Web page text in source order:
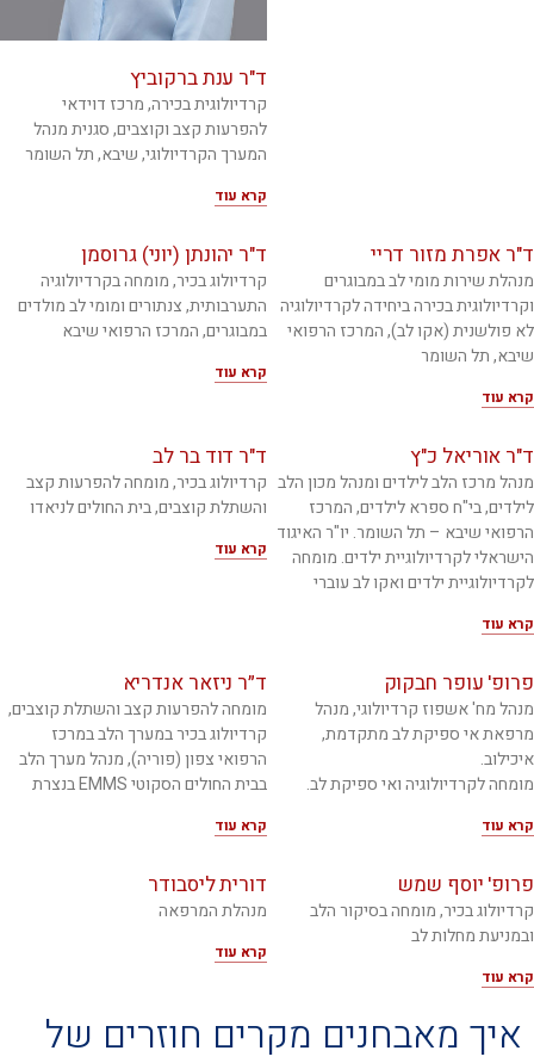
ד"ר ענת ברקוביץ
קרדיולוגית בכירה, מרכז דוידאי
להפרעות קצב וקוצבים, סגנית מנהל
המערך הקרדיולוגי, שיבא, תל השומר
קרא עוד
ד"ר אפרת מזור דריי
מנהלת שירות מומי לב במבוגרים
וקרדיולוגית בכירה ביחידה לקרדיולוגיה
לא פולשנית (אקו לב), המרכז הרפואי
שיבא, תל השומר
קרא עוד
ד"ר יהונתן (יוני) גרוסמן
קרדיולוג בכיר, מומחה בקרדיולוגיה
התערבותית, צנתורים ומומי לב מולדים
במבוגרים, המרכז הרפואי שיבא
קרא עוד
ד"ר אוריאל כ"ץ
מנהל מרכז הלב לילדים ומנהל מכון הלב
לילדים, בי"ח ספרא לילדים, המרכז
הרפואי שיבא – תל השומר. יו"ר האיגוד
הישראלי לקרדיולוגיית ילדים. מומחה
לקרדיולוגיית ילדים ואקו לב עוברי
קרא עוד
ד"ר דוד בר לב
קרדיולוג בכיר, מומחה להפרעות קצב
והשתלת קוצבים, בית החולים לניאדו
קרא עוד
פרופ' עופר חבקוק
מנהל מח' אשפוז קרדיולוגי, מנהל
מרפאת אי ספיקת לב מתקדמת,
איכילוב.
מומחה לקרדיולוגיה ואי ספיקת לב.
קרא עוד
ד״ר ניזאר אנדריא
מומחה להפרעות קצב והשתלת קוצבים,
קרדיולוג בכיר במערך הלב במרכז
הרפואי צפון (פוריה), מנהל מערך הלב
בבית החולים הסקוטי EMMS בנצרת
קרא עוד
פרופ' יוסף שמש
קרדיולוג בכיר, מומחה בסיקור הלב
ובמניעת מחלות לב
קרא עוד
דורית ליסבודר
מנהלת המרפאה
קרא עוד
איך מאבחנים מקרים חוזרים של